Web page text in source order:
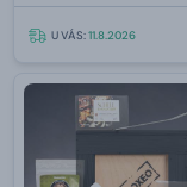
U VÁS:11.8.2026